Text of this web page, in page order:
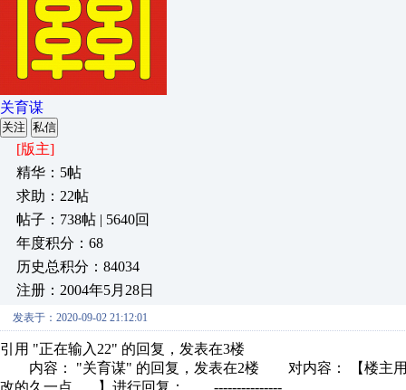
关育谋
关注 私信
[版主]
精华：5帖
求助：22帖
帖子：738帖 | 5640回
年度积分：68
历史总积分：84034
注册：2004年5月28日
发表于：2020-09-02 21:12:01
引用 "正在输入22" 的回复，发表在3楼
内容： "关育谋" 的回复，发表在2楼 对内容： 【楼主用
改的久一点。...】进行回复： ---------------...